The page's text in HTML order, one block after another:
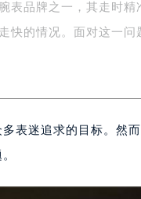
表品牌之一，其走时
快的情况。面对这一
表迷追求的目标。然